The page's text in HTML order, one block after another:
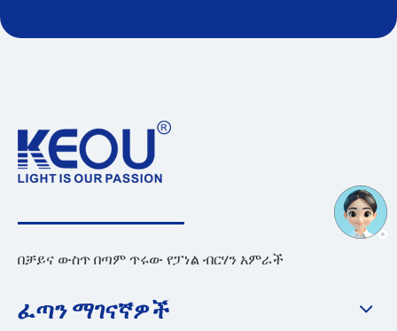
በቻይና ውስጥ በጣም ጥሩው የፓነል ብርሃን አምራች
ፈጣን ማገናኛዎች